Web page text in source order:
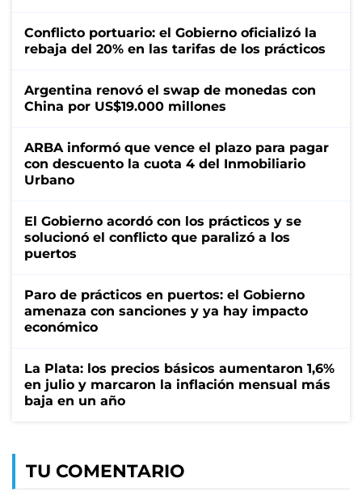
Conflicto portuario: el Gobierno oficializó la
rebaja del 20% en las tarifas de los prácticos
Argentina renovó el swap de monedas con
China por US$19.000 millones
ARBA informó que vence el plazo para pagar
con descuento la cuota 4 del Inmobiliario
Urbano
El Gobierno acordó con los prácticos y se
solucionó el conflicto que paralizó a los
puertos
Paro de prácticos en puertos: el Gobierno
amenaza con sanciones y ya hay impacto
económico
La Plata: los precios básicos aumentaron 1,6%
en julio y marcaron la inflación mensual más
baja en un año
TU COMENTARIO